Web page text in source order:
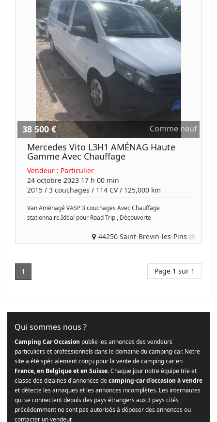
38 500 € Comme neuf
Mercedes Vito L3H1 AMÉNAG Haute
Gamme Avec Chauffage
Vendeur : Particulier
24 octobre 2023 17 h 00 min
2015 / 3 couchages / 114 CV / 125,000 km
Van Aménagé VASP 3 couchages Avec Chauffage
stationnaire.Idéal pour Road Trip , Découverte
44250 Saint-Brevin-les-Pins
1 Page 1 sur 1
Qui sommes nous ?
Camping Car Occasion publie les annonces des vendeurs
particuliers et professionnels dans le domaine du camping-car. Notre
site a été spécialement conçu pour la vente de camping car en
France, en Belgique et en Suisse. Chaque jour notre équipe trie et
classe des dizaines d'annonces decamping-car d'occasion à vendre
et détecte les arnaques et les annonces incomplètes. Les internautes
qui se connectent depuis des pays étrangers aux 3 pays cités
précédemment ne sont pas autorisés à déposer des annonces ou
contacter un vendeur.